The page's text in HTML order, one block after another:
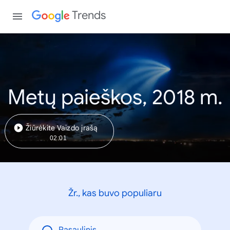
Trends
Metų paieškos, 2018 m.
Žiūrėkite Vaizdo įrašą
02:01
Žr., kas buvo populiaru